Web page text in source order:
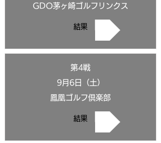
GDO茅ヶ崎ゴルフリンクス
結果
第4戦
9月6日（土）
鳳凰ゴルフ倶楽部
結果